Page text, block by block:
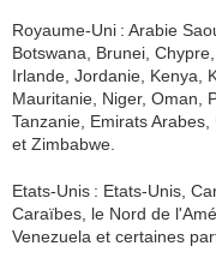
Royaume-Uni : Arabie
Botswana, Brunei,
Irlande, Jordanie, Kenya,
Mauritanie, Niger, Oman,
Tanzanie, Emirats
et Zimbabwe.
Etats-Unis : Etats-Unis,
Caraïbes, le Nord de
Venezuela et certaines